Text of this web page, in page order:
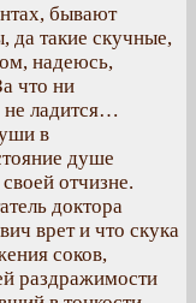
бывают
да такие скучные,
надеюсь,
что ни
не ладится…
в
душе
отчизне.
доктора
врет и что скука
соков,
раздражимости